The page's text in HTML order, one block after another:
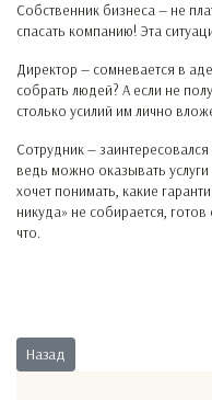
Собственник бизнеса — не
спасать компанию! Эта
Директор — сомневается в
собрать людей? А если не
столько усилий им лично
Сотрудник —
ведь можно оказывать
хочет понимать, какие
никуда» не собирается,
что.
Предыдущий: Сбой в логистике
Назад